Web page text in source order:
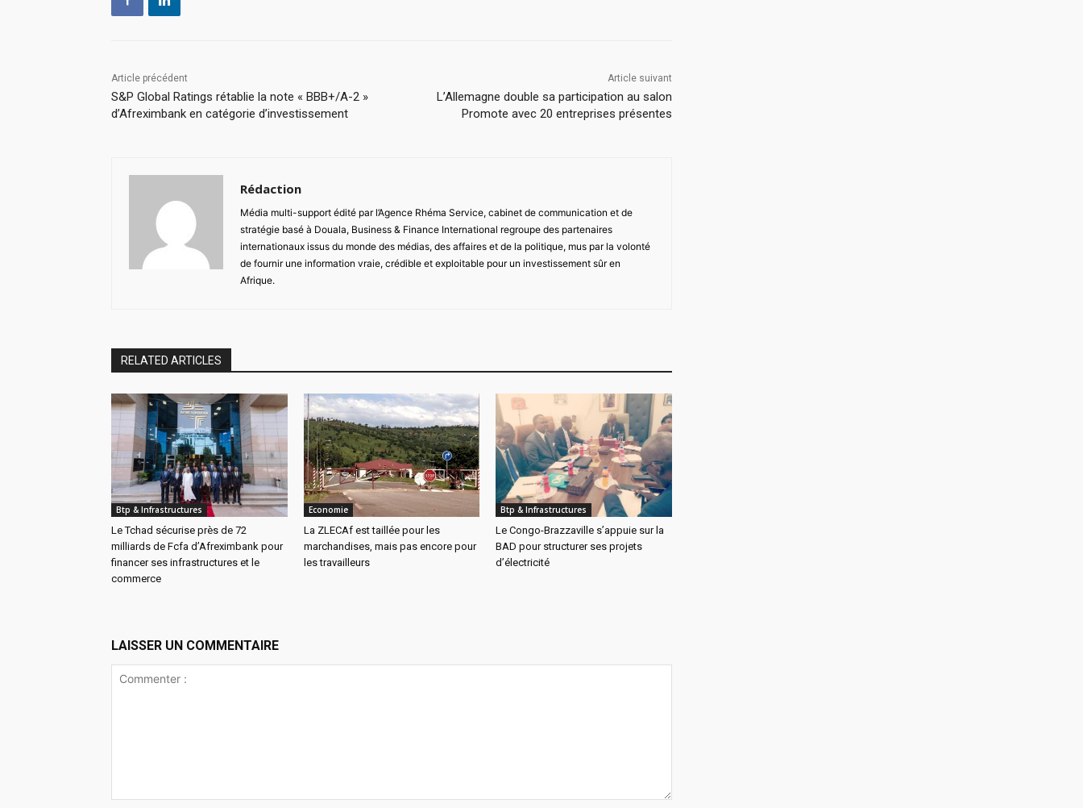
Article précédent
S&P Global Ratings rétablie la note « BBB+/A-2 »
d’Afreximbank en catégorie d’investissement
Article suivant
L’Allemagne double sa participation au salon
Promote avec 20 entreprises présentes
Rédaction
Média multi-support édité par l’Agence Rhéma Service, cabinet de communication et de
stratégie basé à Douala, Business & Finance International regroupe des partenaires
internationaux issus du monde des médias, des affaires et de la politique, mus par la volonté
de fournir une information vraie, crédible et exploitable pour un investissement sûr en
Afrique.
RELATED ARTICLES
Btp & Infrastructures
Le Tchad sécurise près de 72
milliards de Fcfa d’Afreximbank pour
financer ses infrastructures et le
commerce
Economie
La ZLECAf est taillée pour les
marchandises, mais pas encore pour
les travailleurs
Btp & Infrastructures
Le Congo-Brazzaville s’appuie sur la
BAD pour structurer ses projets
d’électricité
LAISSER UN COMMENTAIRE